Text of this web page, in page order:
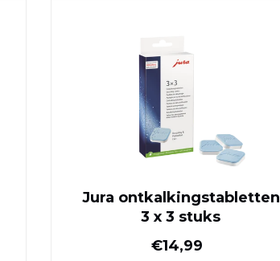
Jura ontkalkingstabletten
3 x 3 stuks
Normale prijs
€14,99